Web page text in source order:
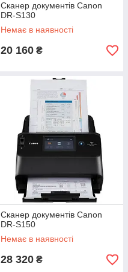
Сканер документів Canon
DR-S130
Немає в наявності
20 160 ₴
Сканер документів Canon
DR-S150
Немає в наявності
28 320 ₴